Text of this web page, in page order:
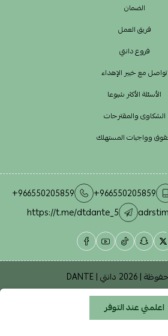
اعلمني عند التوفر
الضمان
فريق العمل
فروع دانتي
تواصل مع خبير الإهداء
الأسئلة الأكثر شيوعا
الشكاوى والمقترحات
وواجبات المستهلك
+966550205859
+966550205859
https://t.me/dtdante_5
| 2026 دانتي | DANTE